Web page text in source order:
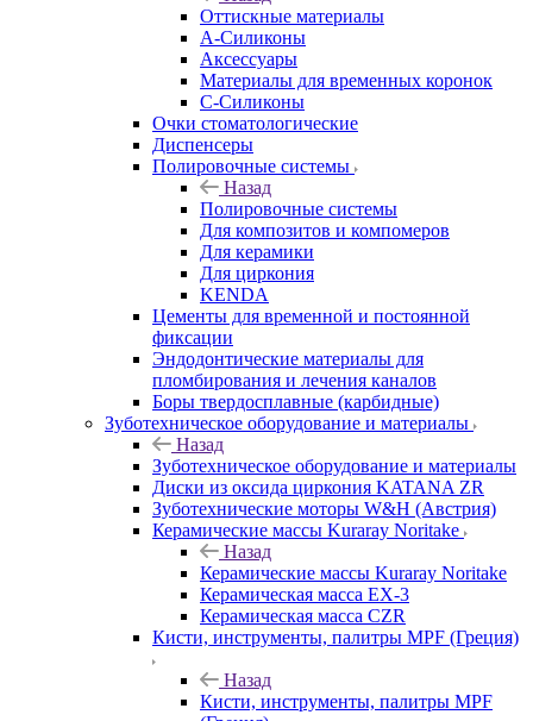
Оттискные материалы
А-Силиконы
Аксессуары
Материалы для временных коронок
С-Силиконы
Очки стоматологические
Диспенсеры
Полировочные системы
Назад
Полировочные системы
Для композитов и компомеров
Для керамики
Для циркония
KENDA
Цементы для временной и постоянной
фиксации
Эндодонтические материалы для
пломбирования и лечения каналов
Боры твердосплавные (карбидные)
Зуботехническое оборудование и материалы
Назад
Зуботехническое оборудование и материалы
Диски из оксида циркония KATANA ZR
Зуботехнические моторы W&H (Австрия)
Керамические массы Kuraray Noritake
Назад
Керамические массы Kuraray Noritake
Керамическая масса EX-3
Керамическая масса CZR
Кисти, инструменты, палитры MPF (Греция)
Назад
Кисти, инструменты, палитры MPF